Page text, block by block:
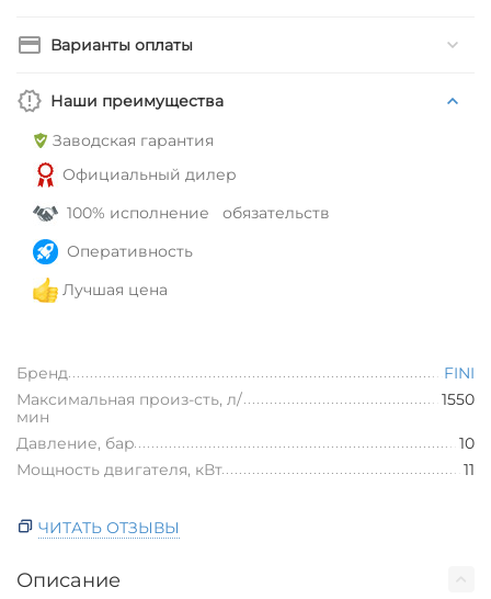
Варианты оплаты
Наши преимущества
Заводская гарантия
Официальный дилер
100% исполнение обязательств
Оперативность
Лучшая цена
Бренд
FINI
Максимальная произ-сть, л/
мин
1550
Давление, бар
10
Мощность двигателя, кВт
11
ЧИТАТЬ ОТЗЫВЫ
Описание